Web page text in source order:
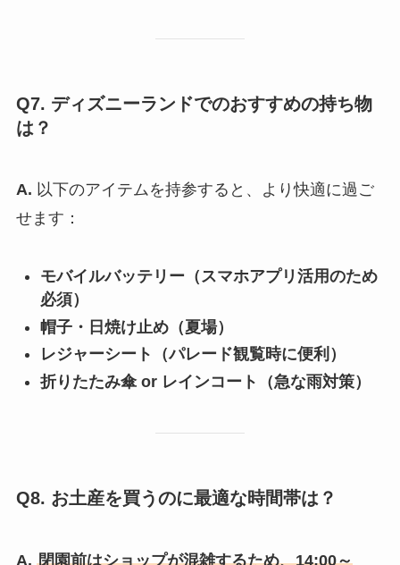
Q7. ディズニーランドでのおすすめの持ち物
は？
A. 以下のアイテムを持参すると、より快適に過ご
せます：
モバイルバッテリー（スマホアプリ活用のため
必須）
帽子・日焼け止め（夏場）
レジャーシート（パレード観覧時に便利）
折りたたみ傘 or レインコート（急な雨対策）
Q8. お土産を買うのに最適な時間帯は？
A. 閉園前はショップが混雑するため、14:00～